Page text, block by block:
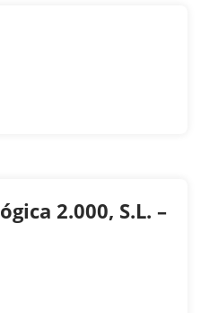
2.000, S.L. –